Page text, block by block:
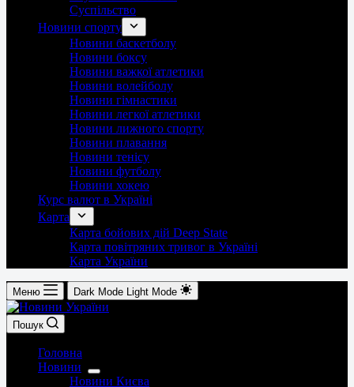
Суспільство
Новини спорту
Новини баскетболу
Новини боксу
Новини важкої атлетики
Новини волейболу
Новини гімнастики
Новини легкої атлетики
Новини лижного спорту
Новини плавання
Новини тенісу
Новини футболу
Новини хокею
Курс валют в Україні
Карта
Карта бойових дій Deep State
Карта повітряних тривог в Україні
Карта України
Меню Dark Mode Light Mode
Пошук
Головна
Новини
Новини Києва